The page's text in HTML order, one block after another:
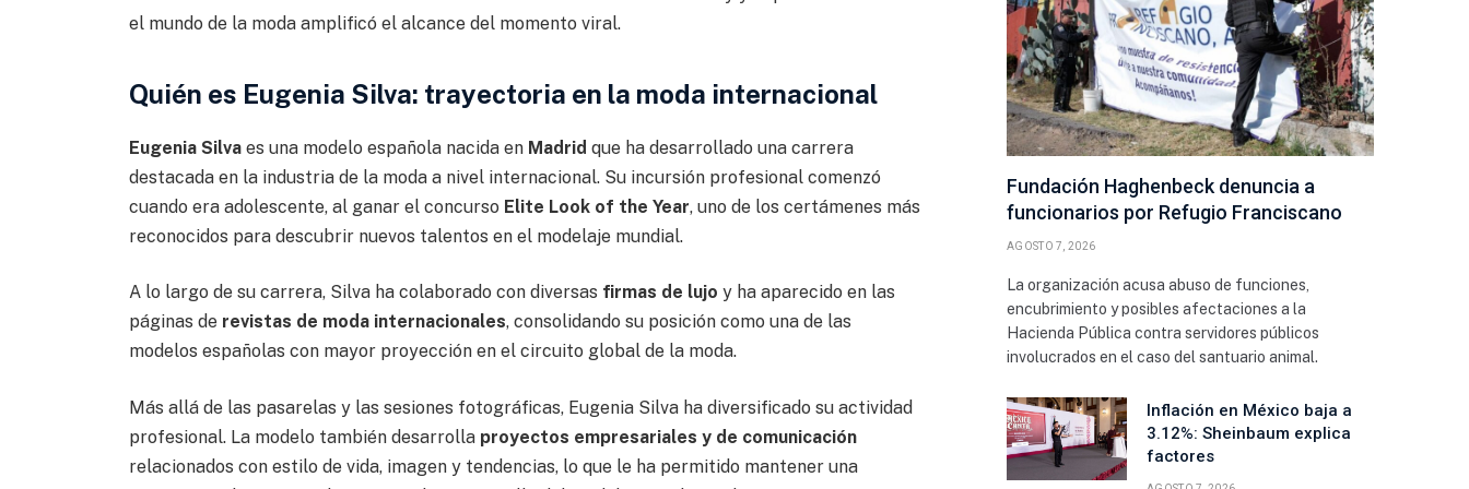
el mundo de la moda amplificó el alcance del momento viral.
Quién es Eugenia Silva: trayectoria en la moda internacional
Eugenia Silvaes una modelo española nacida en Madrid que ha desarrollado una carrera
destacada en la industria de la moda a nivel internacional. Su incursión profesional comenzó
cuando era adolescente, al ganar el concurso Elite Look of the Year, uno de los certámenes más
reconocidos para descubrir nuevos talentos en el modelaje mundial.
A lo largo de su carrera, Silva ha colaborado con diversas firmas de lujo y ha aparecido en las
páginas de revistas de moda internacionales, consolidando su posición como una de las
modelos españolas con mayor proyección en el circuito global de la moda.
Más allá de las pasarelas y las sesiones fotográficas, Eugenia Silva ha diversificado su actividad
profesional. La modelo también desarrolla proyectos empresariales y de comunicación
relacionados con estilo de vida, imagen y tendencias, lo que le ha permitido mantener una
Fundación Haghenbeck denuncia a
funcionarios por Refugio Franciscano
AGOSTO 7, 2026
La organización acusa abuso de funciones,
encubrimiento y posibles afectaciones a la
Hacienda Pública contra servidores públicos
involucrados en el caso del santuario animal.
Inflación en México baja a
3.12%: Sheinbaum explica
factores